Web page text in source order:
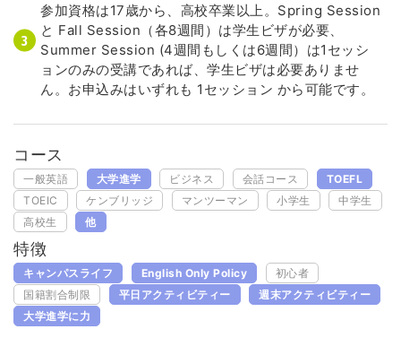
参加資格は17歳から、高校卒業以上。Spring Session
と Fall Session（各8週間）は学生ビザが必要、
Summer Session (4週間もしくは6週間）は1セッシ
ョンのみの受講であれば、学生ビザは必要ありませ
ん。お申込みはいずれも 1セッション から可能です。
コース
一般英語 大学進学 ビジネス 会話コース
TOEFL
TOEIC
ケンブリッジ マンツーマン 小学生
中学生
高校生
他
特徴
キャンパスライフ English Only Policy
初心者
国籍割合制限
平日アクティビティー
週末アクティビティー
大学進学に力